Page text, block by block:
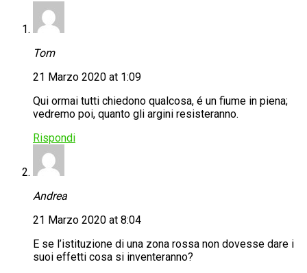
Tom
21 Marzo 2020 at 1:09
Qui ormai tutti chiedono qualcosa, é un fiume in piena;
vedremo poi, quanto gli argini resisteranno.
Rispondi
Andrea
21 Marzo 2020 at 8:04
E se l’istituzione di una zona rossa non dovesse dare i
suoi effetti cosa si inventeranno?